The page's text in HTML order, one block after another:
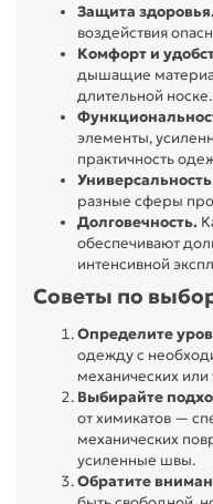
Защита
воздействия
Комфорт и
дышащие
длительной носке.
элементы,
практичность
разные сферы
Долговечность.
обеспечивают
интенсивной
Советы по
Определите
одежду с
механических
Выбирайте
от химикатов —
механических
усиленные швы.
Обратите